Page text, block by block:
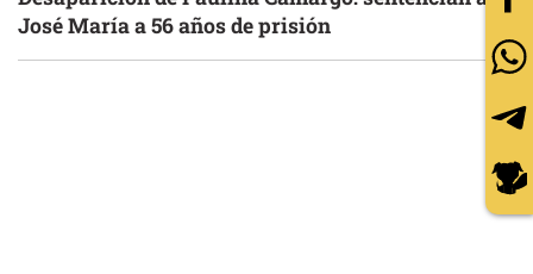
José María a 56 años de prisión